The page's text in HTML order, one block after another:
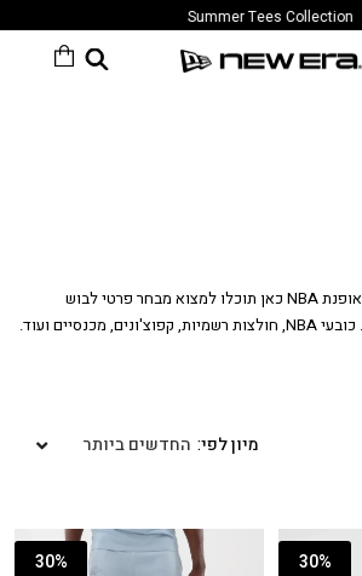
Summer Tees Collection
ברוכים הבאים לקטגוריית אופנת NBA כאן תוכלו למצוא מבחר פרטי לבוש
החדשים ביותר
30%
30%